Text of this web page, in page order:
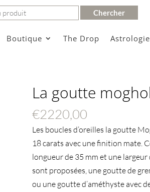
Boutique The Drop
La goutte
€2220,00
Les boucles d’oreilles la goutte
18 carats avec une finition mate.
longueur de 35 mm et une
sont proposées, une goutte de
ou une goutte d’améthyste avec